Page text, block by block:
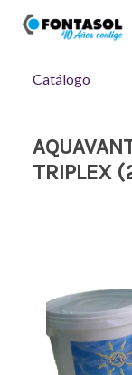
Catálogo
TRIPLEX